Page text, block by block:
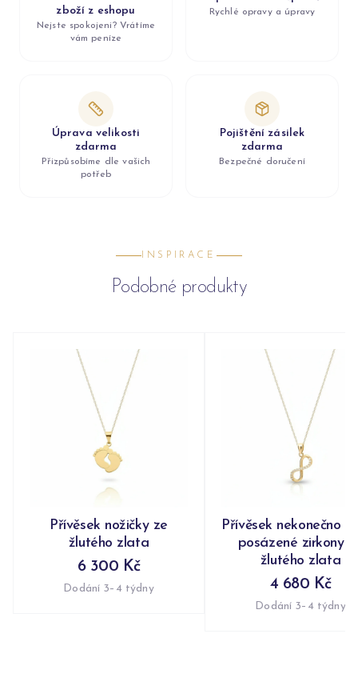
zboží z eshopu
Nejste spokojeni? Vrátíme
vám peníze
Rychlé opravy a úpravy
Úprava velikosti
zdarma
Přizpůsobíme dle vašich
potřeb
Pojištění zásilek
zdarma
Bezpečné doručení
INSPIRACE
Podobné produkty
Přívěsek nožičky ze
žlutého zlata
6 300 Kč
Dodání 3–4 týdny
Přívěsek nekonečno
posázené zirkony
žlutého zlata
4 680 Kč
Dodání 3–4 týdny